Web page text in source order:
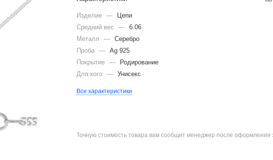
Изделие —
Цепи
Средний вес
—
6.06
Металл
—
Серебро
Проба
—
Ag 925
Покрытие
—
Родирование
Для кого
— Унисекс
Все характеристики
Точную стоимость товара вам сообщит менеджер после оформления